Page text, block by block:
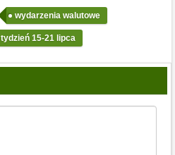
wydarzenia walutowe
tydzień 15-21 lipca